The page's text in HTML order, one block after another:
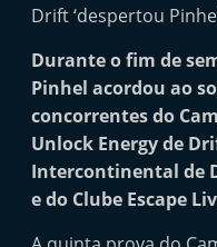
n
a
l
i
n
d
Durante o fim de
Pinhel acordou ao
concorrentes do
Unlock Energy de
Intercontinental de
e do Clube Escape